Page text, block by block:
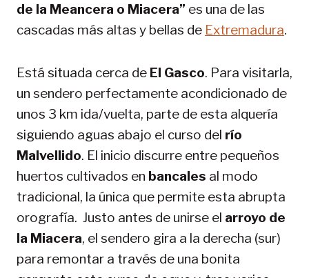
de la Meancera o Miacera” es una de las
cascadas más altas y bellas de Extremadura.
Está situada cerca de El Gasco. Para visitarla,
un sendero perfectamente acondicionado de
unos 3 km ida/vuelta, parte de esta alquería
siguiendo aguas abajo el curso del río
Malvellido. El inicio discurre entre pequeños
huertos cultivados en bancales al modo
tradicional, la única que permite esta abrupta
orografía. Justo antes de unirse el arroyo de
la Miacera, el sendero gira a la derecha (sur)
para remontar a través de una bonita